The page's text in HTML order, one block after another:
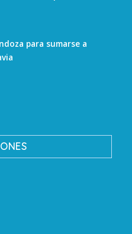
para sumarse a